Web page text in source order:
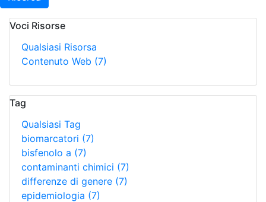
Voci Risorse
Qualsiasi Risorsa
Contenuto Web (7)
Tag
Qualsiasi Tag
biomarcatori (7)
bisfenolo a (7)
contaminanti chimici (7)
differenze di genere (7)
epidemiologia (7)